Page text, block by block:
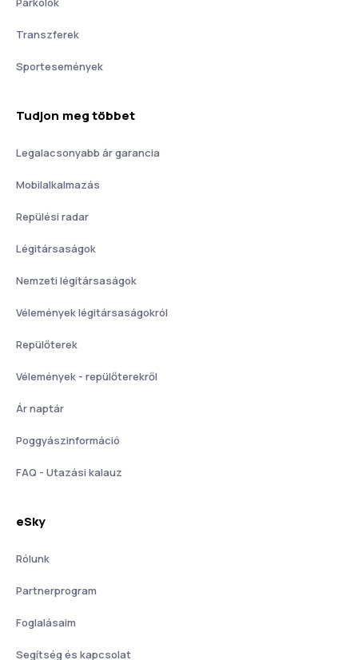
Transzferek
Sportesemények
Tudjon meg többet
Legalacsonyabb ár garancia
Mobilalkalmazás
Repülési radar
Légitársaságok
Nemzeti légitársaságok
Vélemények légitársaságokról
Repülőterek
Vélemények - repülőterekről
Ár naptár
Poggyászinformáció
FAQ - Utazási kalauz
eSky
Rólunk
Partnerprogram
Foglalásaim
Segítség és kapcsolat